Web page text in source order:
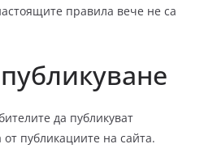
правила вече не са
да публикуват
публикациите на сайта.